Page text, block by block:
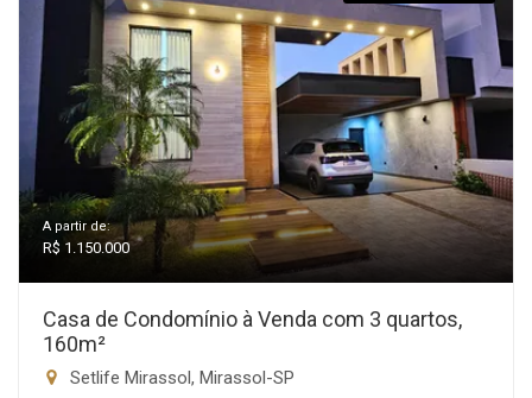
A partir de:
R$ 1.150.000
Casa de Condomínio à Venda com 3 quartos,
160m²
Setlife Mirassol, Mirassol-SP